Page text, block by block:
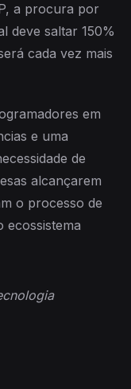
a procura por
deve saltar 150%
cada vez mais
em
e uma
de
alcançarem
o processo de
ecossistema